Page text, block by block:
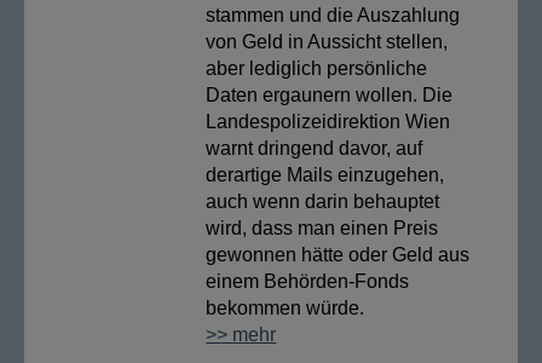
stammen und die Auszahlung
von Geld in Aussicht stellen,
aber lediglich persönliche
Daten ergaunern wollen. Die
Landespolizeidirektion Wien
warnt dringend davor, auf
derartige Mails einzugehen,
auch wenn darin behauptet
wird, dass man einen Preis
gewonnen hätte oder Geld aus
einem Behörden-Fonds
bekommen würde.
>> mehr